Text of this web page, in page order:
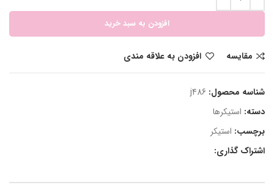
افزودن به سبد خرید
مقایسه افزودن به علاقه مندی
شناسه محصول: j486
دسته: استیکرها
برچسب: استیکر
اشتراک گذاری: